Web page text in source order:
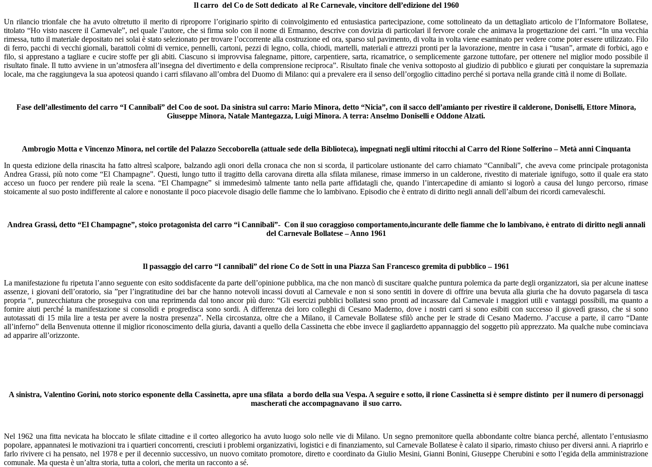
Il carro del Co de Sott dedicato al Re Carnevale, vincitore dell’edizione del 1960
Un rilancio trionfale che ha avuto oltretutto il merito di riproporre l’originario spirito di coinvolgimento ed entusiastica partecipazione, come sottolineato da un dettagliato articolo de l’Informatore Bollatese,
titolato “Ho visto nascere il Carnevale”, nel quale l’autore, che si firma solo con il nome di Ermanno, descrive con dovizia di particolari il fervore corale che animava la progettazione dei carri. “In una vecchia
rimessa, tutto il materiale depositato nei solai è stato selezionato per trovare l’occorrente alla costruzione ed ora, sparso sul pavimento, di volta in volta viene esaminato per vedere come poter essere utilizzato. Filo
di ferro, pacchi di vecchi giornali, barattoli colmi di vernice, pennelli, cartoni, pezzi di legno, colla, chiodi, martelli, materiali e attrezzi pronti per la lavorazione, mentre in casa i “tusan”, armate di forbici, ago e
filo, si apprestano a tagliare e cucire stoffe per gli abiti. Ciascuno si improvvisa falegname, pittore, carpentiere, sarta, ricamatrice, o semplicemente garzone tuttofare, per ottenere nel miglior modo possibile il
risultato finale. Il tutto avviene in un’atmosfera all’insegna del divertimento e della comprensione reciproca”. Risultato finale che veniva sottoposto al giudizio di pubblico e giurati per conquistare la supremazia
locale, ma che raggiungeva la sua apoteosi quando i carri sfilavano all’ombra del Duomo di Milano: qui a prevalere era il senso dell’orgoglio cittadino perché si portava nella grande città il nome di Bollate.
Fase dell’allestimento del carro “I Cannibali” del Coo de soot. Da sinistra sul carro: Mario Minora, detto “Nicia”, con il sacco dell’amianto per rivestire il calderone, Doniselli, Ettore Minora,
Giuseppe Minora, Natale Mantegazza, Luigi Minora. A terra: Anselmo Doniselli e Oddone Alzati.
Ambrogio Motta e Vincenzo Minora, nel cortile del Palazzo Seccoborella (attuale sede della Biblioteca), impegnati negli ultimi ritocchi al Carro del Rione Solferino – Metà anni Cinquanta
In questa edizione della rinascita ha fatto altresì scalpore, balzando agli onori della cronaca che non si scorda, il particolare ustionante del carro chiamato “Cannibali”, che aveva come principale protagonista
Andrea Grassi, più noto come“El Champagne”. Questi, lungo tutto il tragitto della carovana diretta alla sfilata milanese, rimase immerso in un calderone, rivestito di materiale ignifugo, sotto il quale era stato
acceso un fuoco per rendere più reale la scena. “El Champagne” si immedesimò talmente tanto nella parte affidatagli che, quando l’intercapedine di amianto si logorò a causa del lungo percorso, rimase
stoicamente al suo posto indifferente al calore e nonostante il poco piacevole disagio delle fiamme che lo lambivano. Episodio che è entrato di diritto negli annali dell’album dei ricordi carnevaleschi.
Andrea Grassi, detto “El Champagne”, stoico protagonista del carro “i Cannibali”- Con il suo coraggioso comportamento,incurante delle fiamme che lo lambivano, è entrato di diritto negli annali
del Carnevale Bollatese – Anno 1961
Il passaggio del carro “I cannibali” del rione Co de Sott in una Piazza San Francesco gremita di pubblico – 1961
La manifestazione fu ripetuta l’anno seguente con esito soddisfacente da parte dell’opinione pubblica, ma che non mancò di suscitare qualche puntura polemica da parte degli organizzatori, sia per alcune inattese
assenze, i giovani dell’oratorio, sia ”per l’ingratitudine dei bar che hanno notevoli incassi dovuti al Carnevale e non si sono sentiti in dovere di offrire una bevuta alla giuria che ha dovuto pagarsela di tasca
propria “, punzecchiatura che proseguiva con una reprimenda dal tono ancor più duro: “Gli esercizi pubblici bollatesi sono pronti ad incassare dal Carnevale i maggiori utili e vantaggi possibili, ma quanto a
fornire aiuti perché la manifestazione si consolidi e progredisca sono sordi. A differenza dei loro colleghi di Cesano Maderno, dove i nostri carri si sono esibiti con successo il giovedì grasso, che si sono
autotassati di 15 mila lire a testa per avere la nostra presenza”. Nella circostanza, oltre che a Milano, il Carnevale Bollatese sfilò anche per le strade di Cesano Maderno. J’accuse a parte, il carro “Dante
all’inferno” della Benvenuta ottenne il miglior riconoscimento della giuria, davanti a quello della Cassinetta che ebbe invece il gagliardetto appannaggio del soggetto più apprezzato. Ma qualche nube cominciava
ad apparire all’orizzonte.
A sinistra, Valentino Gorini, noto storico esponente della Cassinetta, apre una sfilata a bordo della sua Vespa. A seguire e sotto, il rione Cassinetta si è sempre distinto per il numero di personaggi
mascherati che accompagnavano il suo carro.
Nel 1962 una fitta nevicata ha bloccato le sfilate cittadine e il corteo allegorico ha avuto luogo solo nelle vie di Milano. Un segno premonitore quella abbondante coltre bianca perché, allentato l’entusiasmo
popolare, appannatesi le motivazioni tra i quartieri concorrenti, cresciuti i problemi organizzativi, logistici e di finanziamento, sul Carnevale Bollatese è calato il sipario, rimasto chiuso per diversi anni. A riaprirlo e
farlo rivivere ci ha pensato, nel 1978 e per il decennio successivo, un nuovo comitato promotore, diretto e coordinato da Giulio Mesini, Gianni Bonini, Giuseppe Cherubini e sotto l’egida della amministrazione
comunale. Ma questa è un’altra storia, tutta a colori, che merita un racconto a sé.